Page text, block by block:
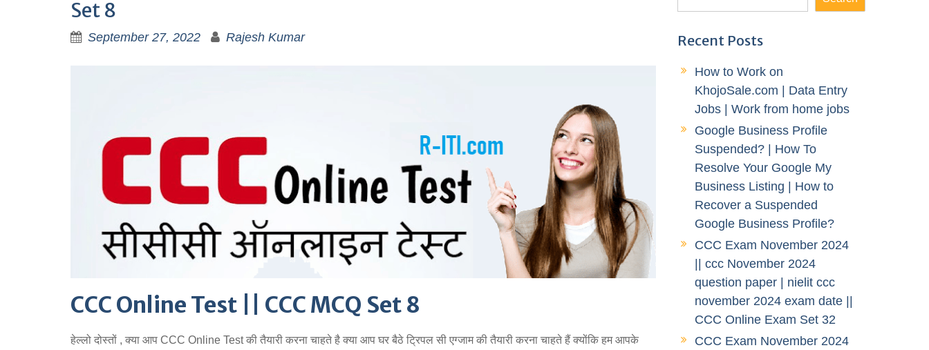
Set 8
September 27, 2022 Rajesh Kumar
CCC Online Test || CCC MCQ Set 8
हेल्लो दोस्तों , क्या आप CCC Online Test की तैयारी करना चाहते है क्या आप घर बैठे ट्रिपल सी एग्जाम की तैयारी करना चाहते हैं क्योंकि हम आपके
Recent Posts
How to Work on
KhojoSale.com | Data Entry
Jobs | Work from home jobs
Google Business Profile
Suspended? | How To
Resolve Your Google My
Business Listing | How to
Recover a Suspended
Google Business Profile?
CCC Exam November 2024
|| ccc November 2024
question paper | nielit ccc
november 2024 exam date ||
CCC Online Exam Set 32
CCC Exam November 2024